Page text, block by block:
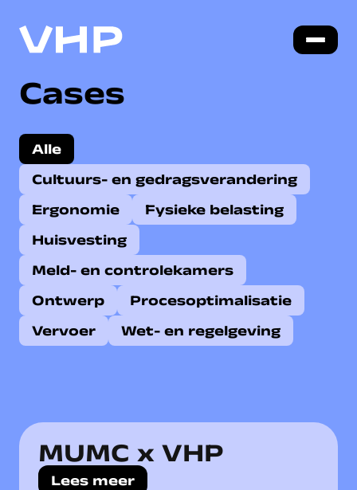
Cases
Alle
Cultuurs- en gedragsverandering
Ergonomie
Fysieke belasting
Huisvesting
Meld- en controlekamers
Ontwerp
Procesoptimalisatie
Vervoer
Wet- en regelgeving
MUMC x VHP
Lees meer